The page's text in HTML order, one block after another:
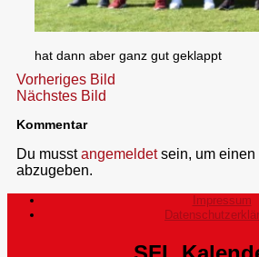
hat dann aber ganz gut geklappt
Vorheriges Bild
Nächstes Bild
Kommentar
Du musstangemeldetsein, um einen
abzugeben.
Impressum